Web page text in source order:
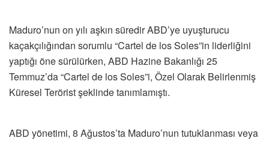
Maduro’nun on yılı aşkın süredir ABD’ye uyuşturucu
kaçakçılığından sorumlu “Cartel de los Soles”in liderliğini
yaptığı öne sürülürken, ABD Hazine Bakanlığı 25
Temmuz’da “Cartel de los Soles”i, Özel Olarak Belirlenmiş
Küresel Terörist şeklinde tanımlamıştı.
ABD yönetimi, 8 Ağustos’ta Maduro’nun tutuklanması veya